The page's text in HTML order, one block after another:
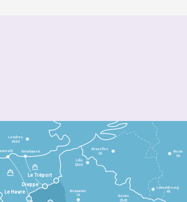
Le Havre
Dieppe
Le Tréport
Beauvais
1h Reims
2h45
Lille
2h30
Bruxelles
3h
Londres
3h30
Newhaven Bonn
5h
Luxembourg
4h